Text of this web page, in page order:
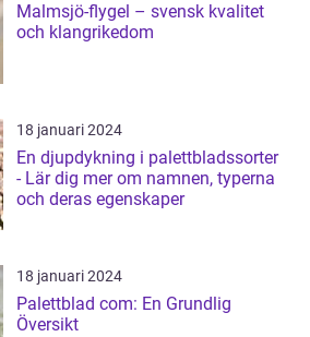
Malmsjö-flygel – svensk kvalitet
och klangrikedom
18 januari 2024
En djupdykning i palettbladssorter
- Lär dig mer om namnen, typerna
och deras egenskaper
18 januari 2024
Palettblad com: En Grundlig
Översikt